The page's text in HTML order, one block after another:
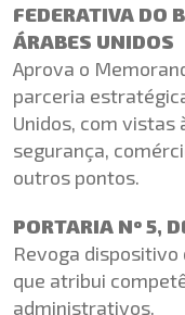
FEDERATIVA DO
ÁRABES UNIDOS
Aprova o
parceria
Unidos, com vistas
segurança,
outros pontos.
PORTARIA Nº 5,
Revoga dispositivo
que atribui
administrativos.